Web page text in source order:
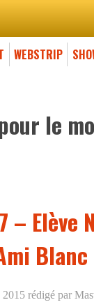
WEBSTRIP
le
– Elève
Blanc
2015 rédigé par